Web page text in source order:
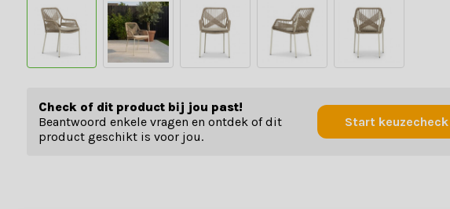
Check of dit product bij jou past!
Beantwoord enkele vragen en ontdek of dit
product geschikt is voor jou.
Start keuzecheck